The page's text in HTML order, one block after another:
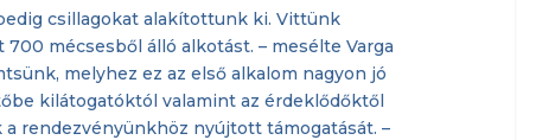
csillagokat alakítottunk ki. Vittünk
mécsesből álló alkotást. – mesélte Varga
melyhez ez az első alkalom nagyon jó
kilátogatóktól valamint az érdeklődőktől
rendezvényünkhöz nyújtott támogatását. –